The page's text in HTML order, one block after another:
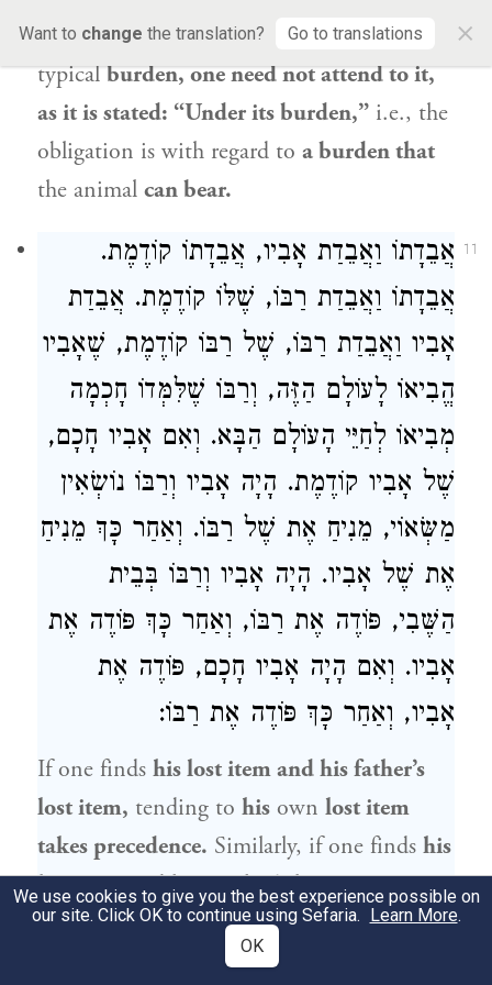
Want to change the translation? Go to translations ×
burdenuponthe animal greater thanits
typicalburden, one need not attend to it,
as it is stated: “Under its burden,” i.e., the
obligation is with regard to a burden that
the animal can bear.
11
אֲבֵדָתוֹ וַאֲבֵדַת אָבִיו, אֲבֵדָתוֹ קוֹדֶמֶת.
אֲבֵדָתוֹ וַאֲבֵדַת רַבּוֹ, שֶׁלּוֹ קוֹדֶמֶת. אֲבֵדַת
אָבִיו וַאֲבֵדַת רַבּוֹ, שֶׁל רַבּוֹ קוֹדֶמֶת, שֶׁאָבִיו
הֱבִיאוֹ לָעוֹלָם הַזֶּה, וְרַבּוֹ שֶׁלִּמְּדוֹ חָכְמָה
מְבִיאוֹ לְחַיֵּי הָעוֹלָם הַבָּא. וְאִם אָבִיו חָכָם,
שֶׁל אָבִיו קוֹדֶמֶת. הָיָה אָבִיו וְרַבּוֹ נוֹשְׂאִין
מַשְּׂאוֹי, מֵנִיחַ אֶת שֶׁל רַבּוֹ. וְאַחַר כָּךְ מֵנִיחַ
אֶת שֶׁל אָבִיו. הָיָה אָבִיו וְרַבּוֹ בְּבֵית
הַשֶּׁבִי, פּוֹדֶה אֶת רַבּוֹ, וְאַחַר כָּךְ פּוֹדֶה אֶת
אָבִיו. וְאִם הָיָה אָבִיו חָכָם, פּוֹדֶה אֶת
אָבִיו, וְאַחַר כָּךְ פּוֹדֶה אֶת רַבּוֹ:
If one finds his lost item and his father’s
lost item, tending to his own lost item
takes precedence. Similarly, if one finds his
lost item and his teacher’s lost item,
tending tohisown lost itemtakes
If one findshis father’s lost
We use cookies to give you the best experience possible on
our site. Click OK to continue using Sefaria. Learn More.
OK